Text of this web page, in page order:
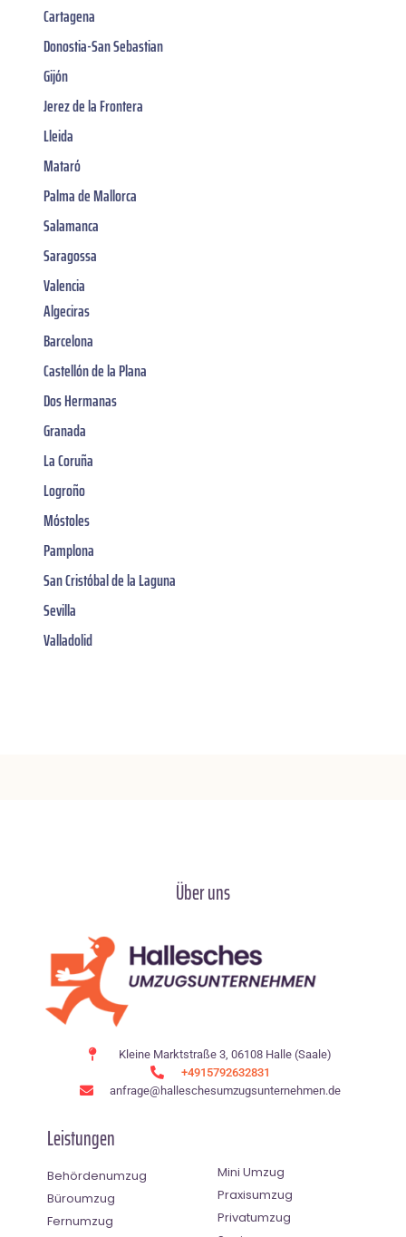
Cartagena
Donostia-San Sebastian
Gijón
Jerez de la Frontera
Lleida
Mataró
Palma de Mallorca
Salamanca
Saragossa
Valencia
Algeciras
Barcelona
Castellón de la Plana
Dos Hermanas
Granada
La Coruña
Logroño
Móstoles
Pamplona
San Cristóbal de la Laguna
Sevilla
Valladolid
Über uns
Kleine Marktstraße 3, 06108 Halle (Saale)
+4915792632831
anfrage@halleschesumzugsunternehmen.de
Leistungen
Behördenumzug
Büroumzug
Fernumzug
Mini Umzug
Praxisumzug
Privatumzug